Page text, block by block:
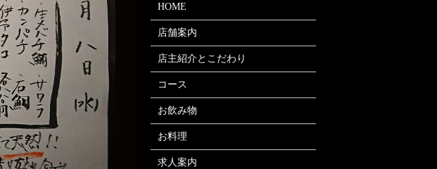
HOME
店舗案内
店主紹介とこだわり
コース
お飲み物
お料理
求人案内